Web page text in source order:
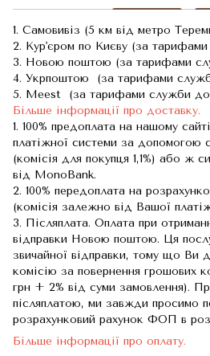
1. Самовивіз (5 км від метро
2. Кур'єром по Києву (за
3. Новою поштою (за тарифами
4. Укрпоштою (за тарифами
5. Meest (за тарифами служби
Більше інформації про доставку.
1. 100% предоплата на нашому
платіжної системи за допомогою
(комісія для покупця 1,1%) або ж
від MonoBank.
2. 100% передоплата на
(комісія залежно від Вашої
3. Післяплата. Оплата при
відправки Новою поштою. Ця
звичайної відправки, тому що Ви
комісію за повернення грошових
грн + 2% від суми замовлення).
післяплатою, ми завжди просимо
розрахунковий рахунок ФОП в
Більше інформації про оплату.